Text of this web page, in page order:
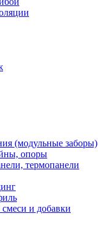
(модульные заборы)
опоры
термопанели
и добавки